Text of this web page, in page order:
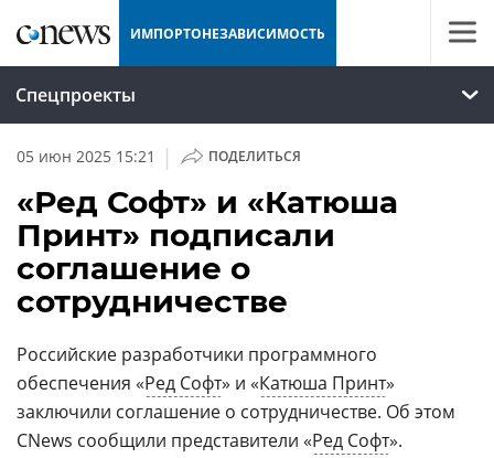
ИМПОРТОНЕЗАВИСИМОСТЬ
Спецпроекты
05 июн 2025 15:21 | ПОДЕЛИТЬСЯ
«Ред Софт» и «Катюша
Принт» подписали
соглашение о
сотрудничестве
Российские разработчики программного
обеспечения «Ред Софт» и «Катюша Принт»
заключили соглашение о сотрудничестве. Об этом
CNews сообщили представители «Ред Софт».